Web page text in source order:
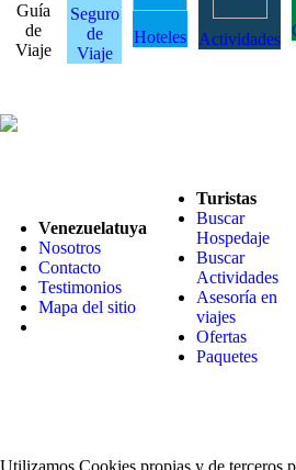
Guía
de
Viaje
Seguro
de
Viaje
Hoteles Actividades
Venezuelatuya
Nosotros
Contacto
Testimonios
Mapa del sitio
Turistas
Buscar
Hospedaje
Buscar
Actividades
Asesoría en
viajes
Ofertas
Paquetes
Utilizamos Cookies propias y de terceros